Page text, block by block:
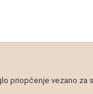
priopćenje vezano za